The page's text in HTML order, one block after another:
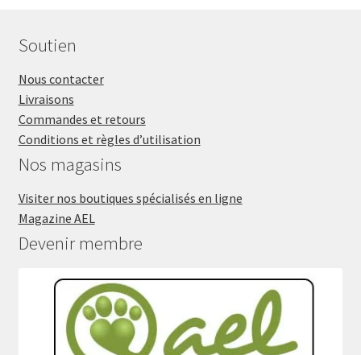
Soutien
Nous contacter
Livraisons
Commandes et retours
Conditions et règles d’utilisation
Nos magasins
Visiter nos boutiques spécialisés en ligne
Magazine AEL
Devenir membre